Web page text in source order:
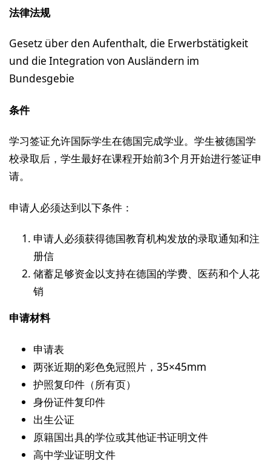
法律法规
Gesetz über den Aufenthalt, die Erwerbstätigkeit
und die Integration von Ausländern im
Bundesgebie
条件
学习签证允许国际学生在德国完成学业。学生被德国学
校录取后，学生最好在课程开始前3个月开始进行签证申
请。
申请人必须达到以下条件：
申请人必须获得德国教育机构发放的录取通知和注
册信
储蓄足够资金以支持在德国的学费、医药和个人花
销
申请材料
申请表
两张近期的彩色免冠照片，35×45mm
护照复印件（所有页）
身份证件复印件
出生公证
原籍国出具的学位或其他证书证明文件
高中学业证明文件